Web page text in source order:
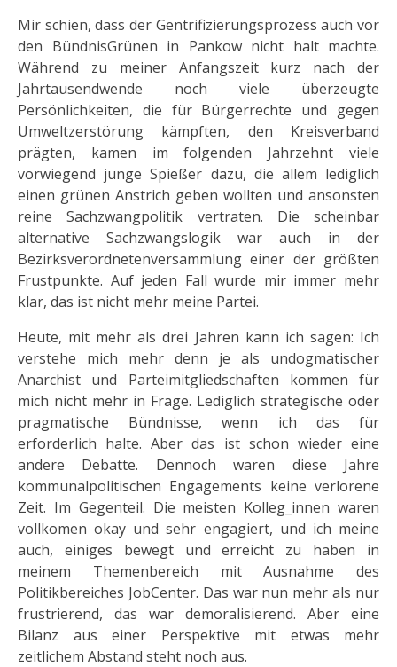
Mir schien, dass der Gentrifizierungsprozess auch vor
den BündnisGrünen in Pankow nicht halt machte.
Während zu meiner Anfangszeit kurz nach der
Jahrtausendwende noch viele überzeugte
Persönlichkeiten, die für Bürgerrechte und gegen
Umweltzerstörung kämpften, den Kreisverband
prägten, kamen im folgenden Jahrzehnt viele
vorwiegend junge Spießer dazu, die allem lediglich
einen grünen Anstrich geben wollten und ansonsten
reine Sachzwangpolitik vertraten. Die scheinbar
alternative Sachzwangslogik war auch in der
Bezirksverordnetenversammlung einer der größten
Frustpunkte. Auf jeden Fall wurde mir immer mehr
klar, das ist nicht mehr meine Partei.
Heute, mit mehr als drei Jahren kann ich sagen: Ich
verstehe mich mehr denn je als undogmatischer
Anarchist und Parteimitgliedschaften kommen für
mich nicht mehr in Frage. Lediglich strategische oder
pragmatische Bündnisse, wenn ich das für
erforderlich halte. Aber das ist schon wieder eine
andere Debatte. Dennoch waren diese Jahre
kommunalpolitischen Engagements keine verlorene
Zeit. Im Gegenteil. Die meisten Kolleg_innen waren
vollkomen okay und sehr engagiert, und ich meine
auch, einiges bewegt und erreicht zu haben in
meinem Themenbereich mit Ausnahme des
Politikbereiches JobCenter. Das war nun mehr als nur
frustrierend, das war demoralisierend. Aber eine
Bilanz aus einer Perspektive mit etwas mehr
zeitlichem Abstand steht noch aus.